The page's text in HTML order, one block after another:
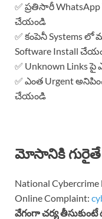
✅ ప్రతిసారీ
చేయండి
✅ కంపెనీ Systems
Software Install
✅ Unknown Links
✅ ఎంత Urgent
చేయండి
మోసానికి
National Cybercrime
Online Complaint:
వేగంగా చర్య తీసుకుంటే